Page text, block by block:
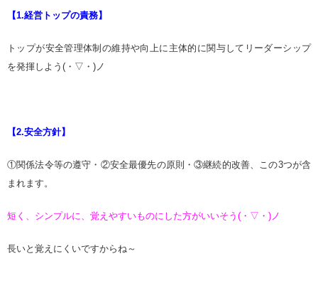
【1.経営トップの責務】
トップが安全管理体制の維持や向上に主体的に関与してリーダーシップ
を発揮しよう(・▽・)ノ
【2.安全方針】
①関係法令等の遵守・②安全最優先の原則・③継続的改善、この3つが含
まれます。
短く、シンプルに、覚えやすいものにした方がいいそう(・▽・)ノ
長いと覚えにくいですからね～